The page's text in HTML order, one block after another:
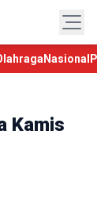
Nasional
Kamis